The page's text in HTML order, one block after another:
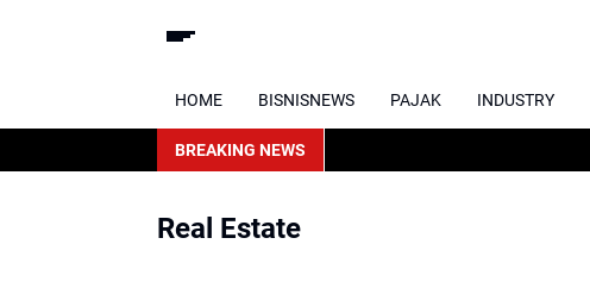
HOME BISNISNEWS PAJAK INDUSTRY
BREAKING NEWS
Real Estate